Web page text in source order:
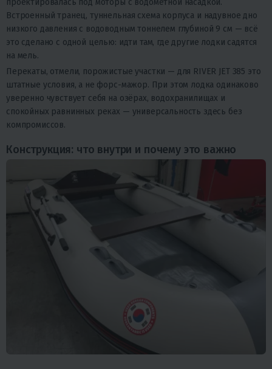
проектировалась под моторы с водомётной насадкой.
Встроенный транец, туннельная схема корпуса и надувное дно
низкого давления с водоводным тоннелем глубиной 9 см — всё
это сделано с одной целью: идти там, где другие лодки садятся
на мель.
Перекаты, отмели, порожистые участки — для RIVER JET 385 это
штатные условия, а не форс-мажор. При этом лодка одинаково
уверенно чувствует себя на озёрах, водохранилищах и
спокойных равнинных реках — универсальность здесь без
компромиссов.
Конструкция: что внутри и почему это важно